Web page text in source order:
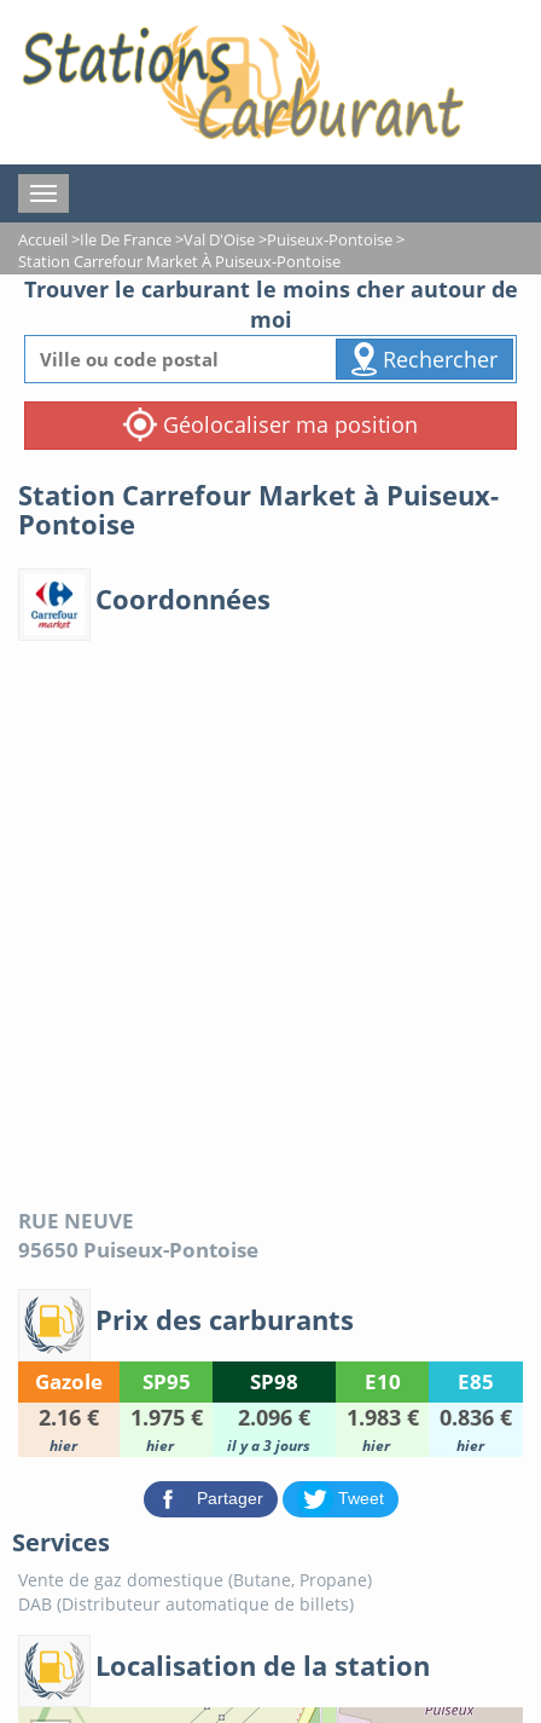
Toggle
navigation
Accueil >Ile De France>Val D'Oise>Puiseux-Pontoise>
Station Carrefour Market À Puiseux-Pontoise
Trouver le carburant le moins cher autour de
moi
Rechercher
Géolocaliser ma position
Station Carrefour Market à Puiseux-
Pontoise
Coordonnées
RUE NEUVE
95650 Puiseux-Pontoise
Prix des carburants
Gazole SP95 SP98 E10 E85
2.16 € 1.975 € 2.096 € 1.983 € 0.836 €
hier hier il y a 3 jours hier hier
Partager Tweet
Services
Vente de gaz domestique (Butane, Propane)
DAB (Distributeur automatique de billets)
Localisation de la station